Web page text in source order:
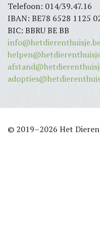
Telefoon: 014/39.47.16
IBAN: BE78 6528 1125
BIC: BBRU BE BB
© 2019–2026 Het